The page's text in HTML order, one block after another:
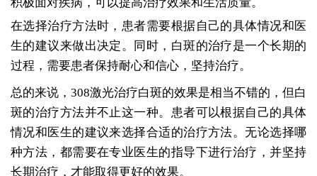
在选择治疗方法时，患者需要根据自己的具体情况和医
生的建议来做出决定。同时，白斑的治疗是一个长期的
过程，需要患者保持耐心和信心，坚持治疗。
总的来说，308激光治疗白斑的效果是相当不错的，但白
斑的治疗方法并不止这一种。患者可以根据自己的具体
情况和医生的建议来选择合适的治疗方法。无论选择哪
种方法，都需要在专业医生的指导下进行治疗，并坚持
长期治疗，才能取得更好的效果。